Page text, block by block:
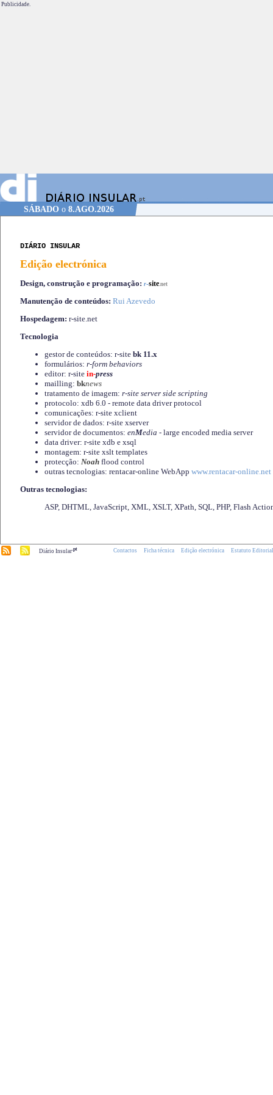
Publicidade.
SÁBADOo 8.AGO.2026
DIÁRIO INSULAR
Edição electrónica
Design, construção e programação: r-site.net
Manutenção de conteúdos: Rui Azevedo
Hospedagem: r-site.net
Tecnologia
gestor de conteúdos: r-site bk 11.x
formulários: r-form behaviors
editor: r-site in-press
mailling: bknews
tratamento de imagem: r-site server side scripting
protocolo: xdb 6.0 - remote data driver protocol
comunicações: r-site xclient
servidor de dados: r-site xserver
servidor de documentos: enMedia - large encoded media server
data driver: r-site xdb e xsql
montagem: r-site xslt templates
protecção: Noah flood control
outras tecnologias: rentacar-online WebApp www.rentacar-online.net
Outras tecnologias:
ASP, DHTML, JavaScript, XML, XSLT, XPath, SQL, PHP, Flash
Diário Insular.pt Contactos Ficha técnica Edição electrónica Estatuto Editorial